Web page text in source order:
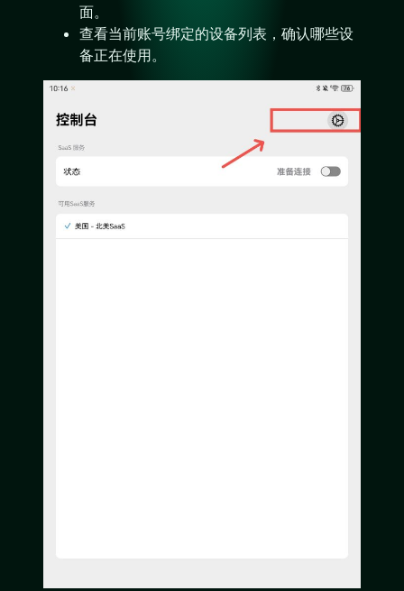
面。
查看当前账号绑定的设备列表，确认哪些设
备正在使用。